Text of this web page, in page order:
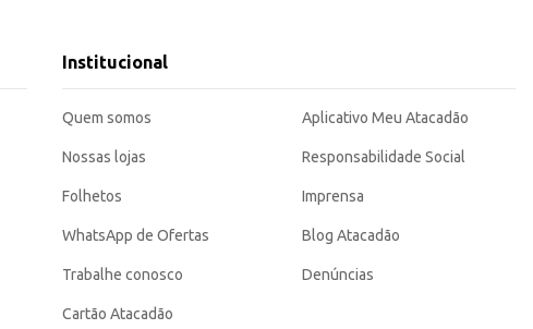
Institucional
Quem somos
Nossas lojas
Folhetos
WhatsApp de Ofertas
Trabalhe conosco
Cartão Atacadão
Aplicativo Meu Atacadão
Responsabilidade Social
Imprensa
Blog Atacadão
Denúncias